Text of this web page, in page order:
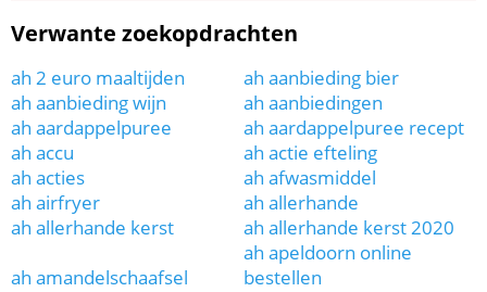
Verwante zoekopdrachten
ah 2 euro maaltijden
ah aanbieding bier
ah aanbieding wijn
ah aanbiedingen
ah aardappelpuree
ah aardappelpuree recept
ah accu
ah actie efteling
ah acties
ah afwasmiddel
ah airfryer
ah allerhande
ah allerhande kerst
ah allerhande kerst 2020
ah amandelschaafsel
ah apeldoorn online
bestellen